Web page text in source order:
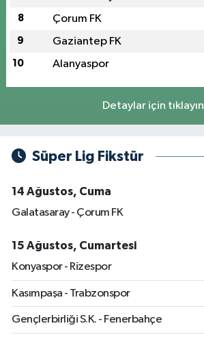
8 Çorum FK
9 Gaziantep FK
10 Alanyaspor
Detaylar için tıklayın
Süper Lig Fikstür
14 Ağustos, Cuma
Galatasaray - Çorum FK
15 Ağustos, Cumartesi
Konyaspor - Rizespor
Kasımpaşa - Trabzonspor
Gençlerbirliği S.K. - Fenerbahçe